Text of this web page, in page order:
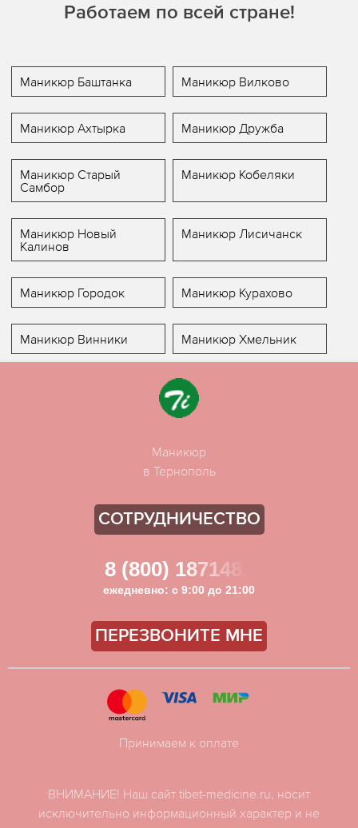
Работаем по всей стране!
Маникюр Баштанка Маникюр Вилково
Маникюр Ахтырка Маникюр Дружба
Маникюр Старый
Самбор
Маникюр Кобеляки
Маникюр Новый
Калинов
Маникюр Лисичанск
Маникюр Городок Маникюр Курахово
Маникюр Винники Маникюр Хмельник
Маникюр
в Тернополь
СОТРУДНИЧЕСТВО
8 (800) 1871481
ежедневно: с 9:00 до 21:00
ПЕРЕЗВОНИТЕ МНЕ
ВНИМАНИЕ! Наш сайт tibet-medicine.ru, носит
исключительно информационный характер и не
Принимаем к оплате